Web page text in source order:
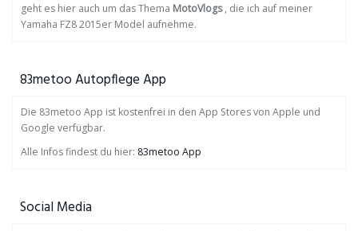
geht es hier auch um das Thema MotoVlogs, die ich auf meiner
Yamaha FZ8 2015er Model aufnehme.
83metoo Autopflege App
Die 83metoo App ist kostenfrei in den App Stores von Apple und
Google verfügbar.
Alle Infos findest du hier: 83metoo App
Social Media